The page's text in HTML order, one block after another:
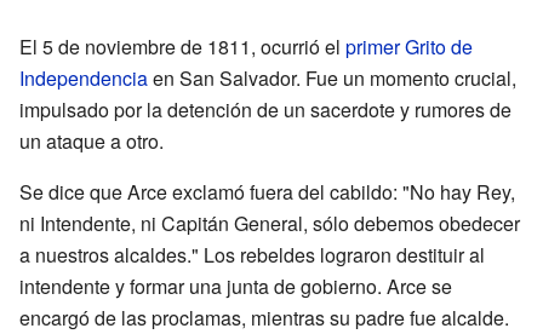
El 5 de noviembre de 1811, ocurrió el primer Grito de
Independenciaen San Salvador. Fue un momento crucial,
impulsado por la detención de un sacerdote y rumores de
un ataque a otro.
Se dice que Arce exclamó fuera del cabildo: "No hay Rey,
ni Intendente, ni Capitán General, sólo debemos obedecer
a nuestros alcaldes." Los rebeldes lograron destituir al
intendente y formar una junta de gobierno. Arce se
encargó de las proclamas, mientras su padre fue alcalde.